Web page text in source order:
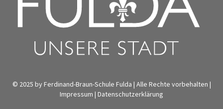
© 2025 by Ferdinand-Braun-Schule Fulda | Alle Rechte vorbehalten |
Impressum | Datenschutzerklärung